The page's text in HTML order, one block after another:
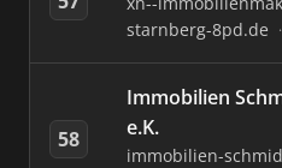
starnberg-8pd.de
58
Immobilien
e.K.
immobilien-